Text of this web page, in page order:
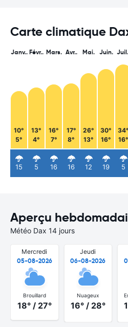
Carte climatique
Janv..
10°
5°
15
Févr..
13°
4°
5
Mars.
16°
7°
16
Avr..
17°
8°
16
Mai.
26°
13°
12
Juin.
30°
16°
19
34°
16°
5
Aperçu
Météo Dax 14 jours
Mercredi
05-08-2026
Brouillard
18° / 27°
Jeudi
06-08-2026
Nuageux
16° / 28°